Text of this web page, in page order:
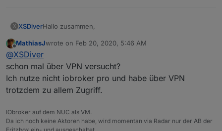
X XSDiverHallo zusammen,
ich bin auch so ein Port weiterleiter, obwohl ich
ioBroker Pro habe (und auch was bezahlt habe :))
Aber wenn ich über den Pro Account auf die Admin
Oberfläche zugreife, dann bekomme ich bei manchen
(nicht bei allen) Instanzen wenn ich in die
Einstellungen gehe. - 501 remote answer - angezeigt?
Warum - wie kann ich das beheben?
Offline
MathiasJwrote on Feb 20, 2020, 5:46 AM
last edited by
@XSDiver
schon mal über VPN versucht?
Ich nutze nicht iobroker pro und habe über VPN
trotzdem zu allem Zugriff.
IObroker auf dem NUC als VM.
Da ich noch keine Aktoren habe, wird momentan via Radar nur der AB der